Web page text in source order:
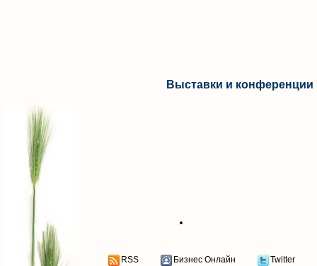
Выставки и конференции
RSS Бизнес Онлайн Twitter